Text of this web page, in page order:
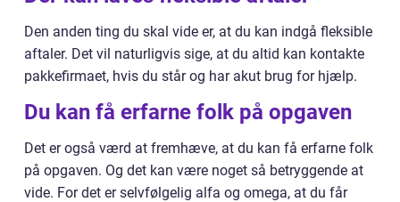
Den anden ting du skal vide er, at du kan indgå fleksible
aftaler. Det vil naturligvis sige, at du altid kan kontakte
pakkefirmaet, hvis du står og har akut brug for hjælp.
Du kan få erfarne folk på opgaven
Det er også værd at fremhæve, at du kan få erfarne folk
på opgaven. Og det kan være noget så betryggende at
vide. For det er selvfølgelig alfa og omega, at du får